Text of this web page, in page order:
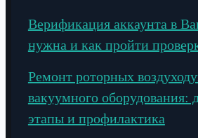
Верификация аккаунта в
нужна и как пройти
Ремонт роторных
вакуумного оборудования:
этапы и профилактика